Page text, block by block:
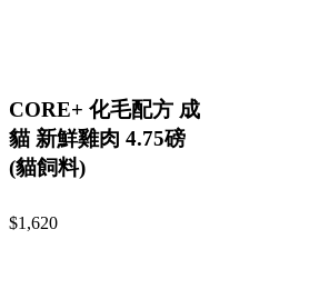
CORE+ 化毛配方 成
貓 新鮮雞肉 4.75磅
(貓飼料)
$1,620